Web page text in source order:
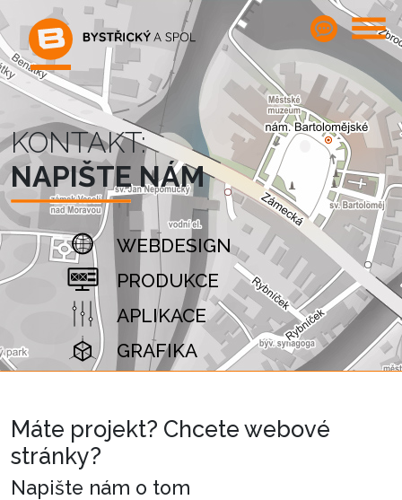
KONTAKT:
NAPIŠTE NÁM
WEBDESIGN
PRODUKCE
APLIKACE
GRAFIKA
Máte projekt? Chcete webové
stránky?
Napište nám o tom